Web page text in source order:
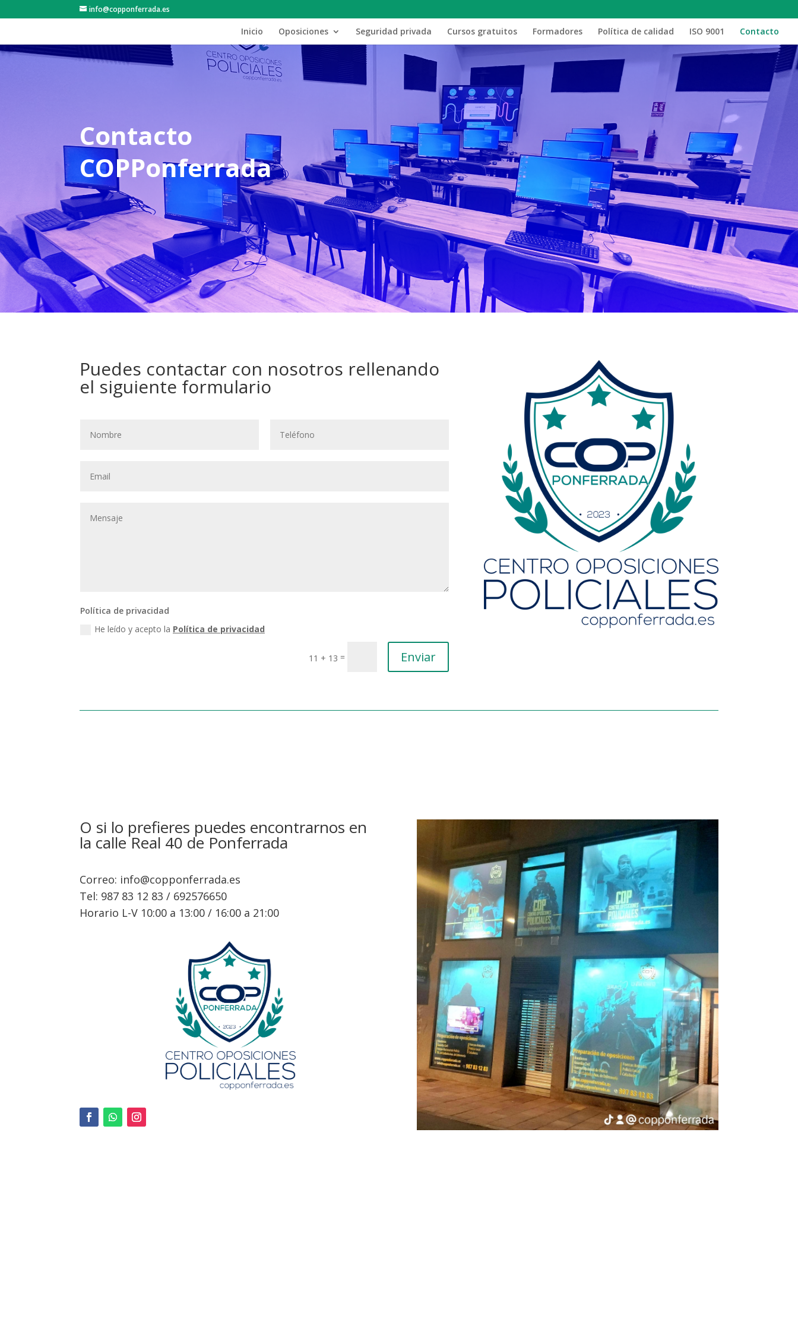
info@copponferrada.es
Inicio Oposiciones Seguridad privada Cursos gratuitos Formadores Política de calidad ISO 9001 Contacto
Contacto
COPPonferrada
Puedes contactar con nosotros rellenando
el siguiente formulario
Política de privacidad
He leído y acepto la Política de privacidad
11 + 13 = Enviar
O si lo prefieres puedes encontrarnos en
la calle Real 40 de Ponferrada
Correo: info@copponferrada.es
Tel: 987 83 12 83 / 692576650
Horario L-V 10:00 a 13:00 / 16:00 a 21:00